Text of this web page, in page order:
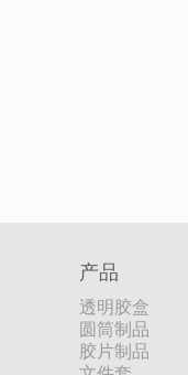
产品
透明胶盒
圆筒制品
胶片制品